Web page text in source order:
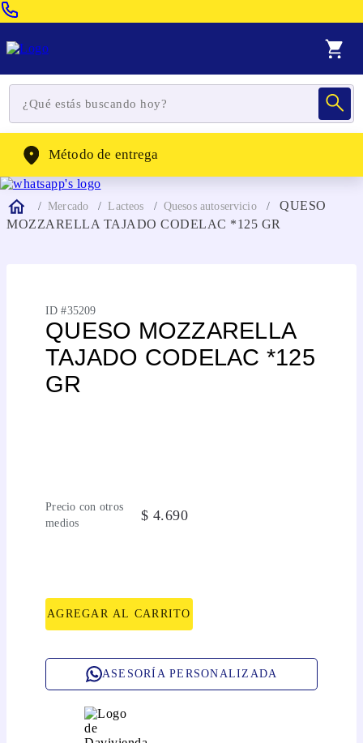
WhatsApp: (302) 262-4104
Método de entrega
Mercado Lacteos Quesos autoservicio
QUESO
MOZZARELLA TAJADO CODELAC *125 GR
ID #35209
QUESO MOZZARELLA
TAJADO CODELAC *125
GR
Precio con otros
medios
$ 4.690
AGREGAR AL CARRITO
ASESORÍA PERSONALIZADA